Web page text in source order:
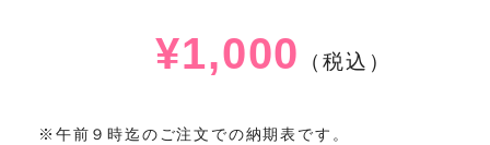
¥1,000 （税込）
※午前９時迄のご注文での納期表です。